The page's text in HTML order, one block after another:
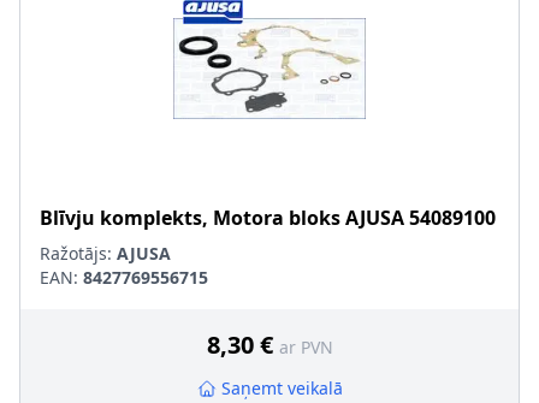
Blīvju komplekts, Motora bloksAJUSA54089100
Ražotājs: AJUSA
EAN: 8427769556715
8,30 € ar PVN
Saņemt veikalā